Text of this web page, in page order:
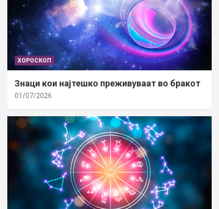
ХОРОСКОП
Знаци кои најтешко преживуваат во бракот
01/07/2026